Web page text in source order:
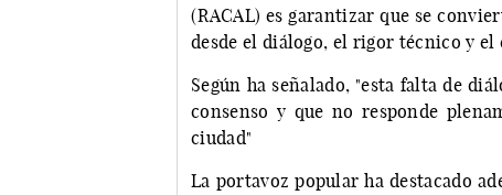
(RACAL) es garantizar que se
desde el diálogo, el rigor técnico y el
Según ha señalado, "esta falta de
consenso y que no responde
ciudad"
La portavoz popular ha destacado